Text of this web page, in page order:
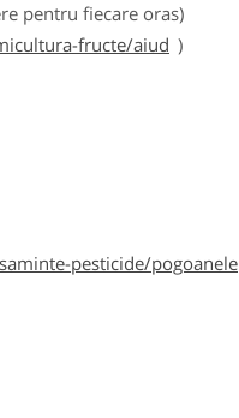
pentru fiecare oras)
fructe/aiud )
pesticide/pogoanele